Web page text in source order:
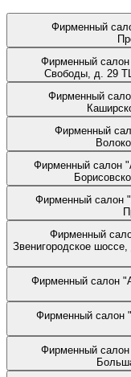
Фирменный
Фирменный салон
Свободы, д. 29
Фирменный
Фирменный
Фирменный салон
Фирменный салон
Фирменный
Звенигородское
Фирменный салон
Фирменный салон
Фирменный салон